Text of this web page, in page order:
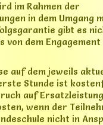
im Rahmen der
in dem Umgang
gibt es
dem Engagement
auf dem jeweils
Stunde ist
auf
wenn der
nicht in